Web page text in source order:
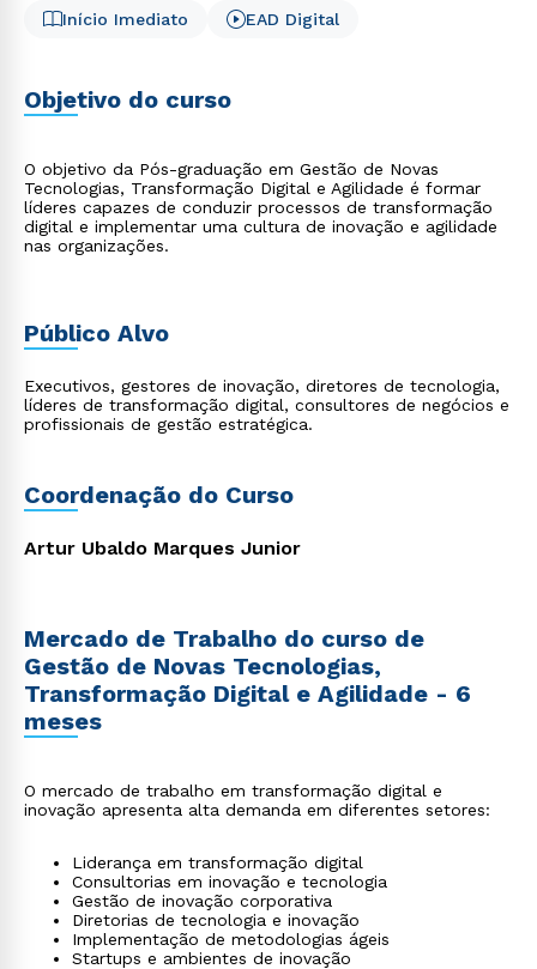
Início Imediato
EAD Digital
Objetivo do curso
O objetivo da Pós-graduação em Gestão de Novas
Tecnologias, Transformação Digital e Agilidade é formar
líderes capazes de conduzir processos de transformação
digital e implementar uma cultura de inovação e agilidade
nas organizações.
Público Alvo
Executivos, gestores de inovação, diretores de tecnologia,
líderes de transformação digital, consultores de negócios e
profissionais de gestão estratégica.
Coordenação do Curso
Artur Ubaldo Marques Junior
Mercado de Trabalho do curso de
Gestão de Novas Tecnologias,
Transformação Digital e Agilidade - 6
meses
O mercado de trabalho em transformação digital e
inovação apresenta alta demanda em diferentes setores:
Liderança em transformação digital
Consultorias em inovação e tecnologia
Gestão de inovação corporativa
Diretorias de tecnologia e inovação
Implementação de metodologias ágeis
Startups e ambientes de inovação